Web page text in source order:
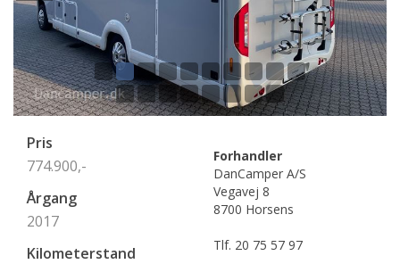
Pris
774.900,-
Årgang
2017
Kilometerstand
Forhandler
DanCamper A/S
Vegavej 8
8700 Horsens
Tlf. 20 75 57 97